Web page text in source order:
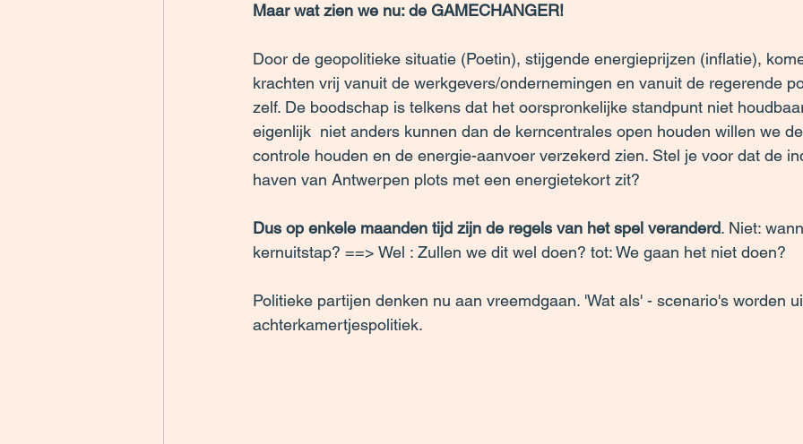
Maar wat zien we nu: de GAMECHANGER!
Door de geopolitieke situatie (Poetin), stijgende energieprijzen (inflatie),
krachten vrij vanuit de werkgevers/ondernemingen en vanuit de regerende
zelf. De boodschap is telkens dat het oorspronkelijke standpunt niet
eigenlijk  niet anders kunnen dan de kerncentrales open houden willen we
controle houden en de energie-aanvoer verzekerd zien. Stel je voor dat de
haven van Antwerpen plots met een energietekort zit?
Dus op enkele maanden tijd zijn de regels van het spel veranderd. Niet:
kernuitstap? ==> Wel : Zullen we dit wel doen? tot: We gaan het niet doen?
Politieke partijen denken nu aan vreemdgaan. 'Wat als' - scenario's worden
achterkamertjespolitiek.